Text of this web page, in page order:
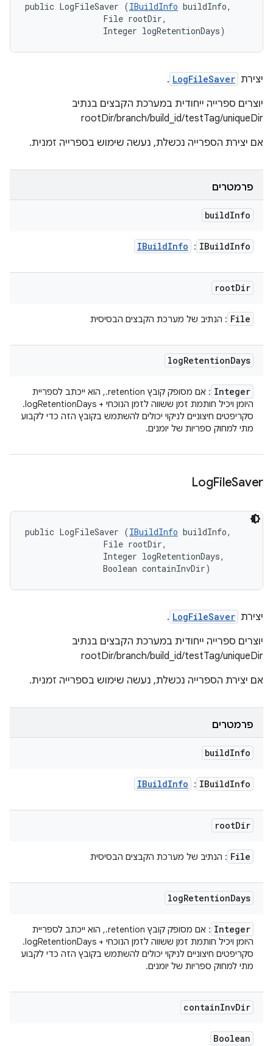
public LogFileSaver (IBuildInfo buildInfo,
                File rootDir,
                Integer logRetentionDays)
יצירת LogFileSaver
.
יוצרים ספרייה ייחודית במערכת הקבצים בנתיב
rootDir/branch/build_id/testTag/uniqueDir
אם יצירת הספרייה נכשלת, נעשה שימוש בספרייה זמנית.
פרמטרים
buildInfo
IBuildInfo
:
IBuildInfo
rootDir
File : הנתיב של מערכת הקבצים הבסיסית
logRetentionDays
Integer
: אם מסופק קובץ ‎.retention, הוא ייכתב לספריית
היומן ויכיל חותמת זמן ששווה לזמן הנוכחי + logRetentionDays.
סקריפטים חיצוניים לניקוי יכולים להשתמש בקובץ הזה כדי לקבוע
מתי למחוק ספריות של יומנים.
LogFileSaver
public LogFileSaver (IBuildInfo buildInfo,
                File rootDir,
                Integer logRetentionDays,
                Boolean containInvDir)
יצירת LogFileSaver
.
יוצרים ספרייה ייחודית במערכת הקבצים בנתיב
rootDir/branch/build_id/testTag/uniqueDir
אם יצירת הספרייה נכשלת, נעשה שימוש בספרייה זמנית.
פרמטרים
buildInfo
IBuildInfo
:
IBuildInfo
rootDir
File : הנתיב של מערכת הקבצים הבסיסית
logRetentionDays
Integer
: אם מסופק קובץ ‎.retention, הוא ייכתב לספריית
היומן ויכיל חותמת זמן ששווה לזמן הנוכחי + logRetentionDays.
סקריפטים חיצוניים לניקוי יכולים להשתמש בקובץ הזה כדי לקבוע
מתי למחוק ספריות של יומנים.
containInvDir
Boolean